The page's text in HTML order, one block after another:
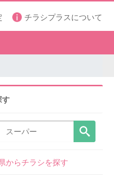
チラシプラスについて
す
からチラシを探す